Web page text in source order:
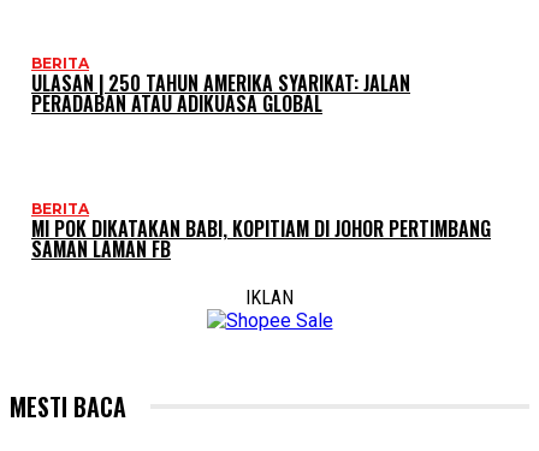
BERITA
ULASAN | 250 TAHUN AMERIKA SYARIKAT: JALAN
PERADABAN ATAU ADIKUASA GLOBAL
BERITA
MI POK DIKATAKAN BABI, KOPITIAM DI JOHOR PERTIMBANG
SAMAN LAMAN FB
IKLAN
MESTI BACA